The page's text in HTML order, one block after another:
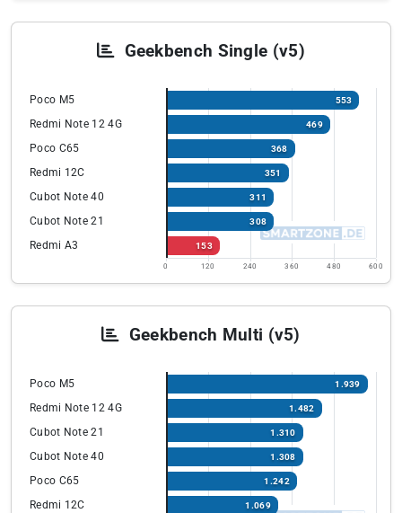
Geekbench Single (v5)
Poco M5 553
Redmi Note 12 4G 469
Poco C65 368
Redmi 12C 351
Cubot Note 40 311
Cubot Note 21 308
Redmi A3 153
0 120 240 360 480 600
Geekbench Multi (v5)
Poco M5 1.939
Redmi Note 12 4G 1.482
Cubot Note 21 1.310
Cubot Note 40 1.308
Poco C65 1.242
Redmi 12C 1.069